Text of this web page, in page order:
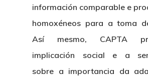
información comparable e
homoxéneos para a toma
Así mesmo, CAPTA
implicación social e a
sobre a importancia da